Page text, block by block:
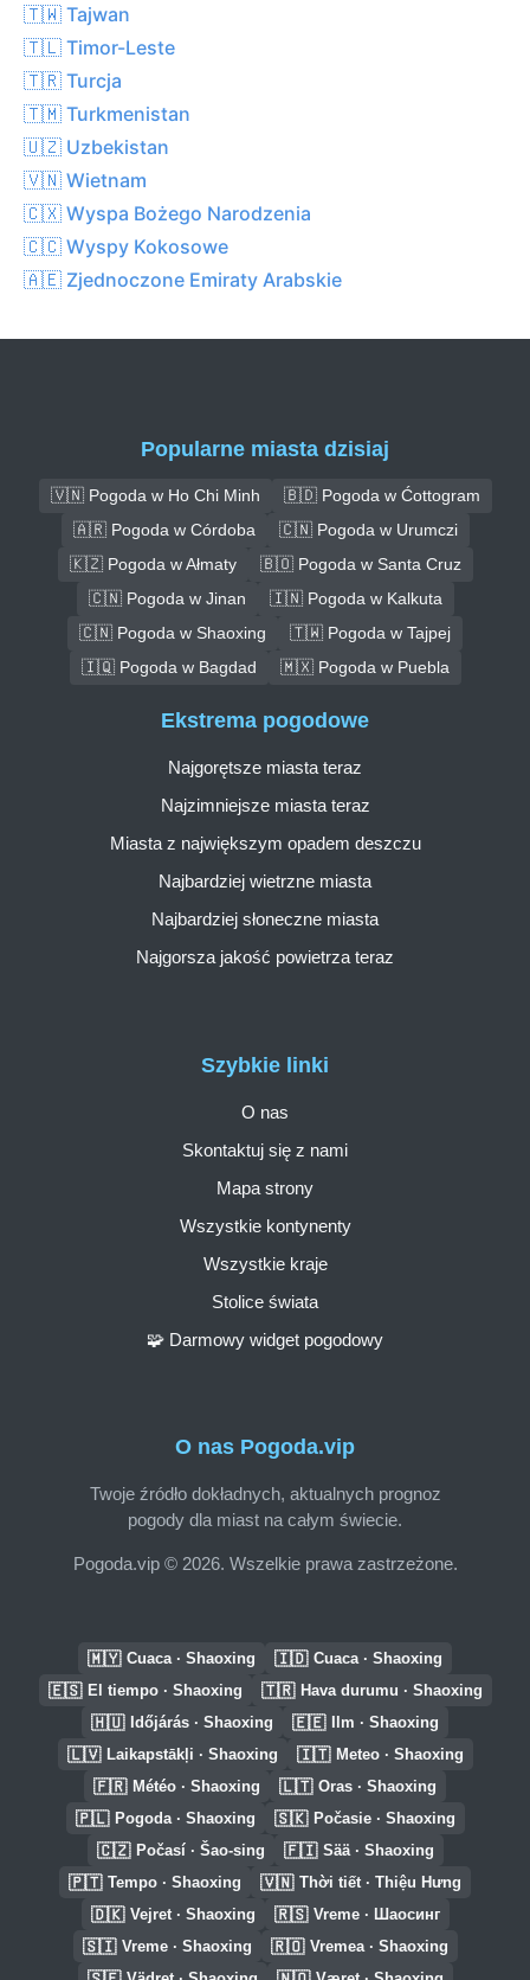
🇹🇼 Tajwan
🇹🇱 Timor-Leste
🇹🇷 Turcja
🇹🇲 Turkmenistan
🇺🇿 Uzbekistan
🇻🇳 Wietnam
🇨🇽 Wyspa Bożego Narodzenia
🇨🇨 Wyspy Kokosowe
🇦🇪 Zjednoczone Emiraty Arabskie
Popularne miasta dzisiaj
🇻🇳 Pogoda w Ho Chi Minh
🇧🇩 Pogoda w Ćottogram
🇦🇷 Pogoda w Córdoba
🇨🇳 Pogoda w Urumczi
🇰🇿 Pogoda w Ałmaty
🇧🇴 Pogoda w Santa Cruz
🇨🇳 Pogoda w Jinan
🇮🇳 Pogoda w Kalkuta
🇨🇳 Pogoda w Shaoxing
🇹🇼 Pogoda w Tajpej
🇮🇶 Pogoda w Bagdad
🇲🇽 Pogoda w Puebla
O nas Pogoda.vip
Twoje źródło dokładnych, aktualnych prognoz
pogody dla miast na całym świecie.
Pogoda.vip © 2026. Wszelkie prawa zastrzeżone.
Szybkie linki
O nas
Skontaktuj się z nami
Mapa strony
Wszystkie kontynenty
Wszystkie kraje
Stolice świata
🧩 Darmowy widget pogodowy
Ekstrema pogodowe
Najgorętsze miasta teraz
Najzimniejsze miasta teraz
Miasta z największym opadem deszczu
Najbardziej wietrzne miasta
Najbardziej słoneczne miasta
Najgorsza jakość powietrza teraz
🇲🇾 Cuaca · Shaoxing 🇮🇩 Cuaca · Shaoxing
🇪🇸 El tiempo · Shaoxing 🇹🇷 Hava durumu · Shaoxing
🇭🇺 Időjárás · Shaoxing 🇪🇪 Ilm · Shaoxing
🇱🇻 Laikapstākļi · Shaoxing 🇮🇹 Meteo · Shaoxing
🇫🇷 Météo · Shaoxing 🇱🇹 Oras · Shaoxing
🇵🇱 Pogoda · Shaoxing 🇸🇰 Počasie · Shaoxing
🇨🇿 Počasí · Šao-sing 🇫🇮 Sää · Shaoxing
🇵🇹 Tempo · Shaoxing 🇻🇳 Thời tiết · Thiệu Hưng
🇩🇰 Vejret · Shaoxing 🇷🇸 Vreme · Шаосинг
🇸🇮 Vreme · Shaoxing 🇷🇴 Vremea · Shaoxing